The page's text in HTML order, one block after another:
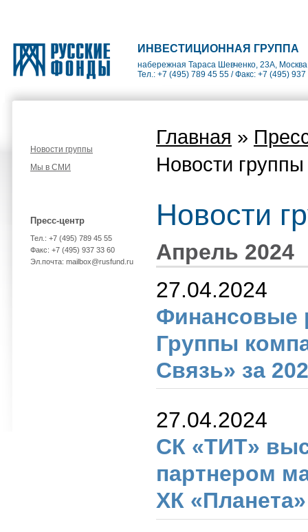
ИНВЕСТИЦИОННАЯ ГРУППА
набережная Тараса Шевченко, 23А,
Тел.: +7 (495) 789 45 55 / Факс: +7 (495)
Новости группы
Мы в СМИ
Пресс-центр
Тел.: +7 (495) 789 45 55
Факс: +7 (495) 937 33 60
Эл.почта: mailbox@rusfund.ru
Главная »
Новости группы
Новости
Апрель 2024
27.04.2024
Финансовые
Группы
Связь» за
27.04.2024
СК «ТИТ»
партнером
ХК «Планета»